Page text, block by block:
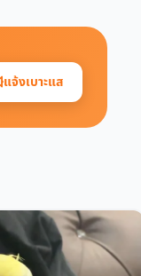
แจ้งเบาะแส